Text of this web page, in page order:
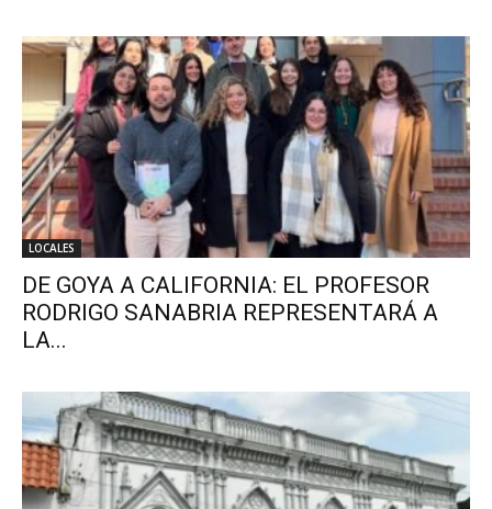
LOCALES
DE GOYA A CALIFORNIA: EL PROFESOR
RODRIGO SANABRIA REPRESENTARÁ A
LA...